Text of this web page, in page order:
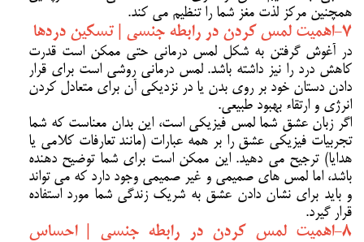
همچنین مرکز لذت مغز شما را تنظیم می کند.
7-اهمیت لمس کردن در رابطه جنسی | تسکین دردها
در آغوش گرفتن به شکل لمس درمانی حتی ممکن است قدرت
کاهش درد را نیز داشته باشد. لمس درمانی روشی است برای قرار
دادن دستان خود بر روی بدن یا در نزدیکی آن برای متعادل کردن
انرژی و ارتقاء بهبود طبیعی.
اگر زبان عشق شما لمس فیزیکی است، این بدان معناست که شما
تجربیات فیزیکی عشق را بر همه عبارات (مانند تعارفات کلامی یا
هدایا) ترجیح می دهید. این ممکن است برای شما توضیح دهنده
باشد، اما لمس های صمیمی و غیر صمیمی وجود دارد که می تواند
و باید برای نشان دادن عشق به شریک زندگی شما مورد استفاده
قرار گیرد.
8-اهمیت لمس کردن در رابطه جنسی | احساس